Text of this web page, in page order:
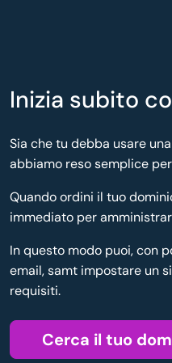
Inizia subito
Sia che tu debba usare
abbiamo reso semplice
Quando ordini il tuo
immediato per
In questo modo puoi, con
email, samt impostare un
requisiti.
Cerca il tuo